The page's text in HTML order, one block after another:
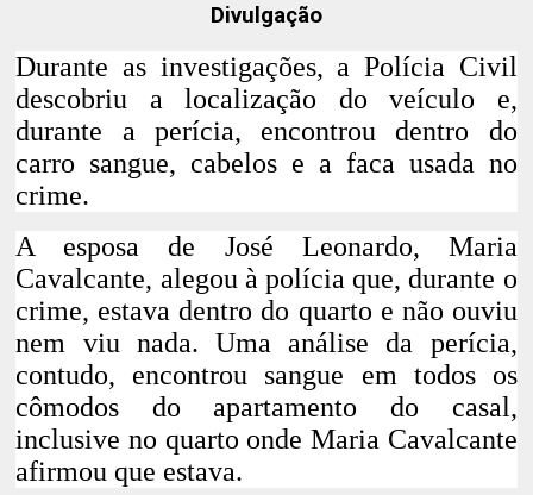
Divulgação
Durante as investigações, a Polícia Civil
descobriu a localização do veículo e,
durante a perícia, encontrou dentro do
carro sangue, cabelos e a faca usada no
crime.
A esposa de José Leonardo, Maria
Cavalcante, alegou à polícia que, durante o
crime, estava dentro do quarto e não ouviu
nem viu nada. Uma análise da perícia,
contudo, encontrou sangue em todos os
cômodos do apartamento do casal,
inclusive no quarto onde Maria Cavalcante
afirmou que estava.